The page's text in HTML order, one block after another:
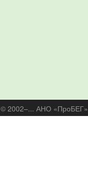
© 2002–... АНО «ПроБЕГ»